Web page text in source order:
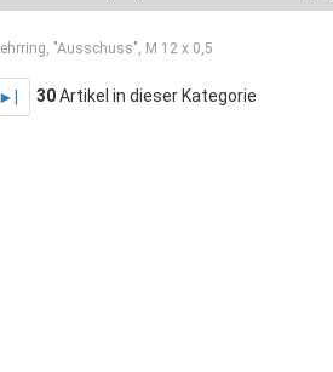
"Ausschuss", M 12 x 0,5
30Artikel in dieser Kategorie